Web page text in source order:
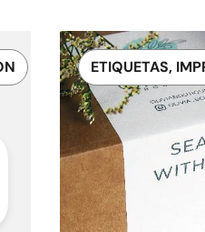
ETIQUETAS,